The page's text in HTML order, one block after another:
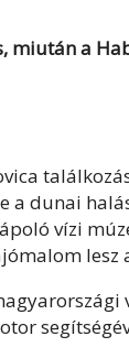
a
dunai
vízi